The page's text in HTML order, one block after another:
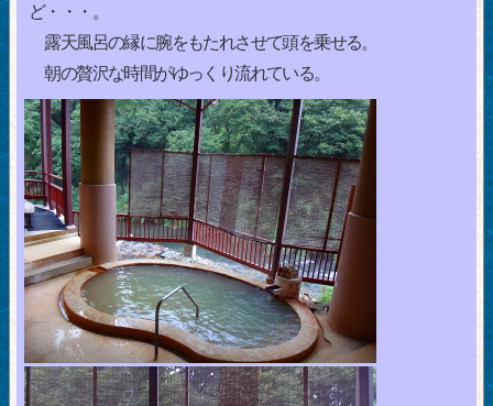
ど・・・。
露天風呂の縁に腕をもたれさせて頭を乗せる。
朝の贅沢な時間がゆっくり流れている。